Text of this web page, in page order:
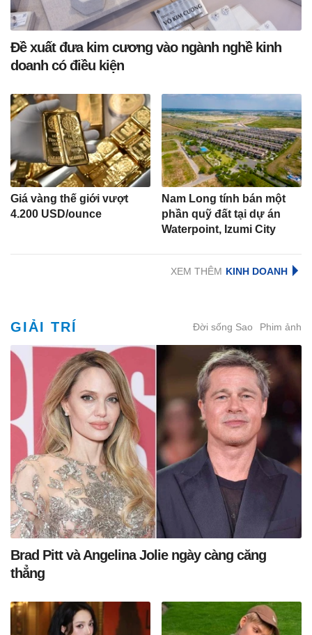
Đề xuất đưa kim cương vào ngành nghề kinh
doanh có điều kiện
Giá vàng thế giới vượt
4.200 USD/ounce
Nam Long tính bán một
phần quỹ đất tại dự án
Waterpoint, Izumi City
XEM THÊM
GIẢI TRÍ Đời sống Sao Phim ảnh
Brad Pitt và Angelina Jolie ngày càng căng
thẳng